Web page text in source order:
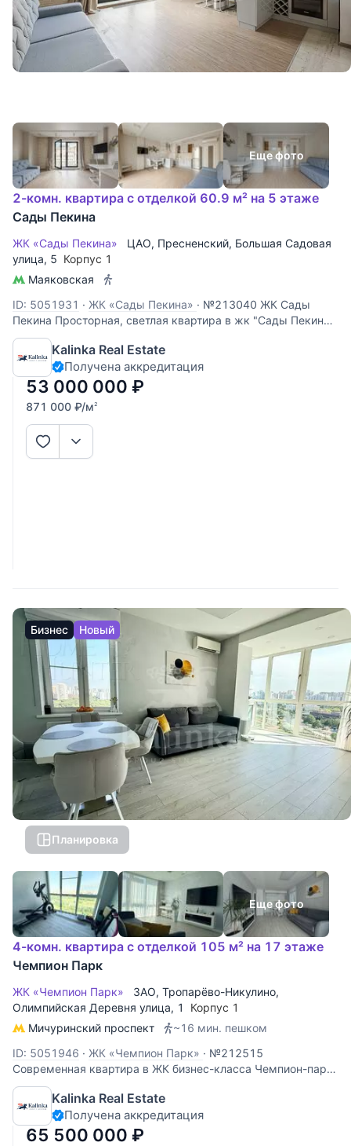
Еще фото
2-комн. квартира с отделкой 60.9 м² на 5 этаже
Сады Пекина
ЖК «Сады Пекина» ЦАО, Пресненский, Большая Садовая
улица, 5 Корпус 1
Маяковская
ID: 5051931 · ЖК «Сады Пекина» · №213040 ЖК Сады
Пекина Просторная, светлая квартира в жк "Сады Пекина"
Планировочное решение предусматривает: большой зал-
кухню с распашными, панорамными окнами в пол в
формате французского балкона, просторную спальню с
отдельной, большой
Kalinka Real Estate
Получена аккредитация
53 000 000 ₽
871 000 ₽/м2
Бизнес Новый
Планировка
Еще фото
4-комн. квартира с отделкой 105 м² на 17 этаже
Чемпион Парк
ЖК «Чемпион Парк» ЗАО, Тропарёво-Никулино,
Олимпийская Деревня улица, 1
Корпус 1
Мичуринский проспект
~16 мин. пешком
ID: 5051946 · ЖК «Чемпион Парк» · №212515
Современная квартира в ЖК бизнес-класса Чемпион-парк
(застройщик Интеко). Эргономичная планировка: - 3
спальни; - просторная кухня-гостиная; - два санузла; -
вместительная гардеробная; - отдельная постирочная; -
большая утепленная
Kalinka Real Estate
Получена аккредитация
65 500 000 ₽